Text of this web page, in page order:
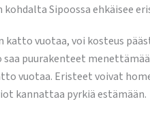
Sipoossa ehkäisee
vuotaa, voi kosteus
puurakenteet
vuotaa. Eristeet voivat
kannattaa pyrkiä estämään.